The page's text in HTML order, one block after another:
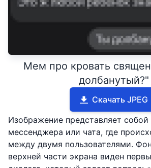
Мем про кровать
долбанутый?"
Скачать JPEG
Изображение представляет
мессенджера или чата, где
между двумя пользователями.
верхней части экрана виден